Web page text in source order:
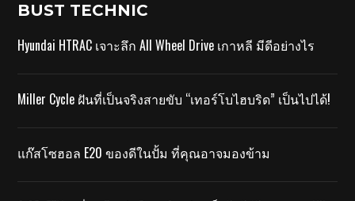
BUST TECHNIC
Hyundai HTRAC เจาะลึก All Wheel Drive เกาหลี มีดีอย่างไร
Miller Cycle ฝันที่เป็นจริงสายขับ “เทอร์โบไฮบริด” เป็นไปได้!
แก๊สโซฮอล E20 ของดีในปั้ม ที่คุณอาจมองข้าม